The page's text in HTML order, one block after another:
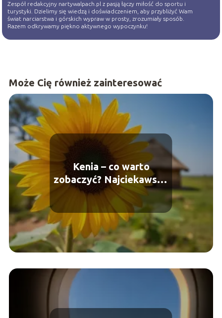
Zespół redakcyjny nartywalpach.pl z pasją łączy miłość do sportu i
turystyki. Dzielimy się wiedzą i doświadczeniem, aby przybliżyć Wam
świat narciarstwa i górskich wypraw w prosty, zrozumiały sposób.
Razem odkrywamy piękno aktywnego wypoczynku!
Może Cię również zainteresować
Kenia – co warto
zobaczyć? Najciekawsze
atrakcje i miejsca do
odwiedzenia